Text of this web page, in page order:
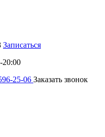
Записаться
20:00
25-06 Заказать звонок